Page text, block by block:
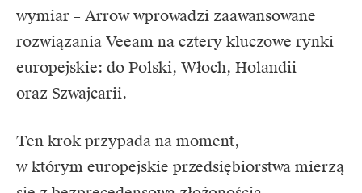
wymiar – Arrowwprowadzi zaawansowane
rozwiązania Veeam na cztery kluczowe rynki
europejskie: do Polski, Włoch, Holandii
oraz Szwajcarii.
Ten krok przypada na moment,
w którym europejskie przedsiębiorstwa mierzą